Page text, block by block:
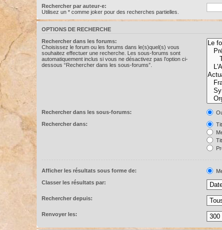
Rechercher par auteur-e:
Utilisez un * comme joker pour des recherches partielles.
OPTIONS DE RECHERCHE
Rechercher dans les forums:
Choisissez le forum ou les forums dans le(s)quel(s) vous
souhaitez effectuer une recherche. Les sous-forums sont
automatiquement inclus si vous ne désactivez pas l’option ci-
dessous “Rechercher dans les sous-forums”.
Rechercher dans les sous-forums:
Rechercher dans:
Afficher les résultats sous forme de:
Classer les résultats par:
Rechercher depuis:
Renvoyer les: